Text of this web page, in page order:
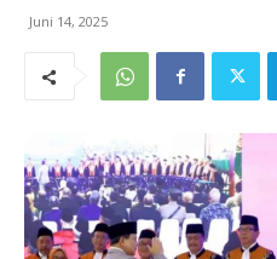
Juni 14, 2025